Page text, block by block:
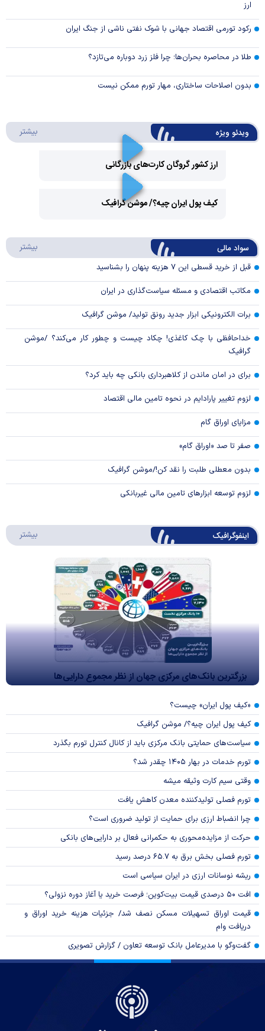
ارز
رکود تورمی اقتصاد جهانی با شوک نفتی ناشی از جنگ ایران
طلا در محاصره بحران‌ها؛ چرا فلز زرد دوباره می‌تازد؟
بدون اصلاحات ساختاری، مهار تورم ممکن نیست
ویدئو ویژه بیشتر
ارز کشور گروگان کارت‌های بازرگانی
Video
کیف پول ایران چیه؟/ موشن گرافیک
سواد مالی بیشتر
قبل از خرید قسطی این ۷ هزینه پنهان را بشناسید
مکاتب اقتصادی و مسئله سیاست‌گذاری در ایران
برات الکترونیکی ابزار جدید رونق تولید/ موشن گرافیک
خداحافظی با چک کاغذی! چکاد چیست و چطور کار می‌کند؟ /موشن
گرافیک
برای در امان ماندن از کلاهبرداری بانکی چه باید کرد؟
لزوم تغییر پارادایم در نحوه تامین مالی اقتصاد
مزایای اوراق گام
صفر تا صد «اوراق گام»
بدون معطلی طلبت را نقد کن!/موشن گرافیک
لزوم توسعه ابزارهای تامین مالی غیربانکی
اینفوگرافیک بیشتر
بزرگترین بانک‌های مرکزی جهان از نظر مجموع دارایی‌ها
«کیف پول ایران» چیست؟
کیف پول ایران چیه؟/ موشن گرافیک
سیاست‌های حمایتی بانک مرکزی باید از کانال کنترل تورم بگذرد
تورم خدمات در بهار ۱۴۰۵ چقدر شد؟
وقتی سیم کارت وثیقه میشه
تورم فصلی تولیدکننده معدن کاهش یافت
چرا انضباط ارزی برای حمایت از تولید ضروری است؟
حرکت از مزایده‌محوری به حکمرانی فعال بر دارایی‌های بانکی
تورم فصلی بخش برق به ۶۵.۷ درصد رسید
ریشه نوسانات ارزی در ایران سیاسی است
افت ۵۰ درصدی قیمت بیت‌کوین؛ فرصت خرید یا آغاز دوره نزولی؟
قیمت اوراق تسهیلات مسکن نصف شد/ جزئیات هزینه خرید اوراق و
دریافت وام
گفت‌وگو با مدیرعامل بانک توسعه تعاون / گزارش تصویری